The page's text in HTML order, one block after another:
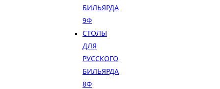
БИЛЬЯРДА
9Ф
СТОЛЫ
ДЛЯ
РУССКОГО
БИЛЬЯРДА
8Ф